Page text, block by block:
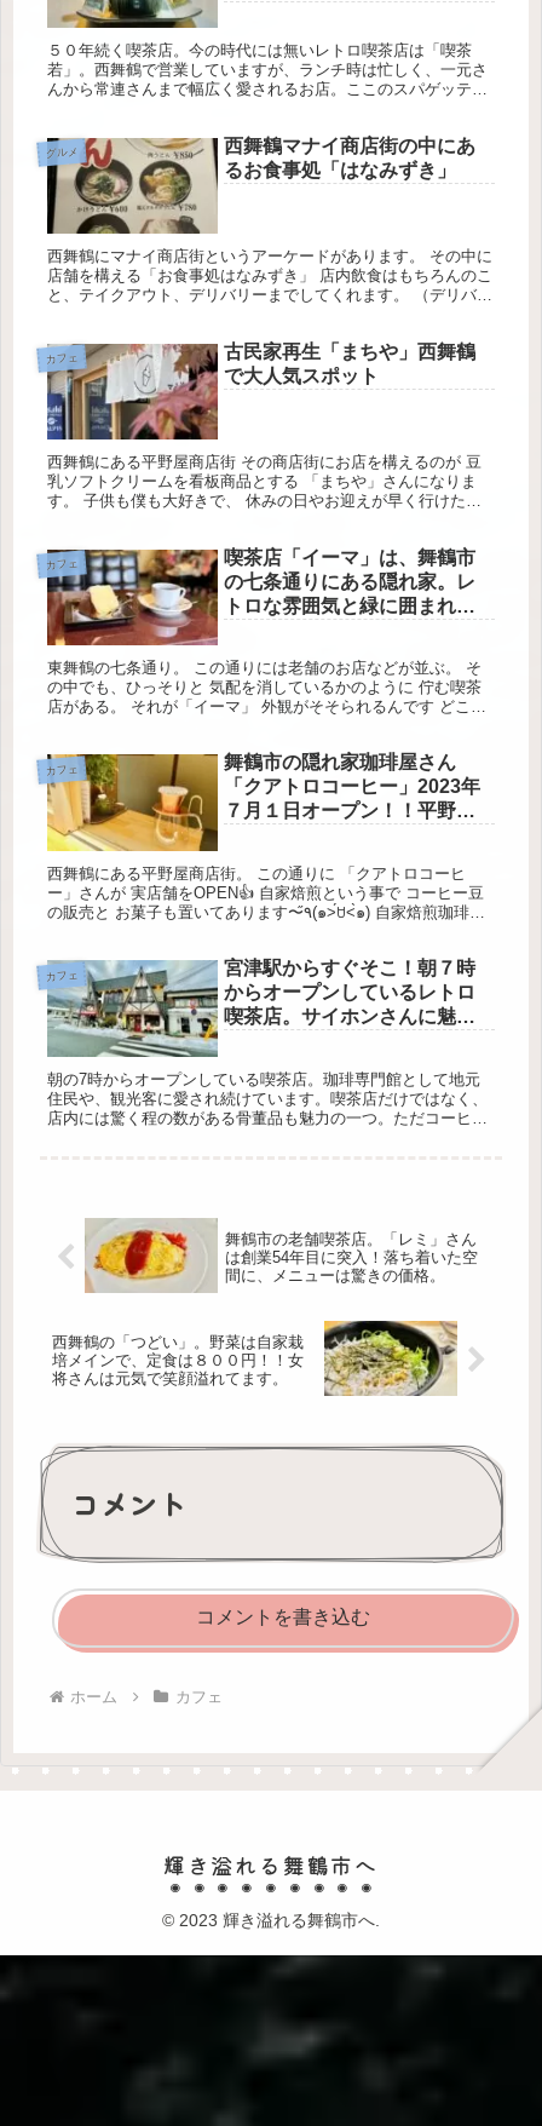
５０年続く喫茶店。今の時代には無いレトロ喫茶店は「喫茶
若」。西舞鶴で営業していますが、ランチ時は忙しく、一元さ
んから常連さんまで幅広く愛されるお店。ここのスパゲッティ
グルメ
西舞鶴マナイ商店街の中にあ
るお食事処「はなみずき」
西舞鶴にマナイ商店街というアーケードがあります。 その中に
店舗を構える「お食事処はなみずき」 店内飲食はもちろんのこ
と、テイクアウト、デリバリーまでしてくれます。 （デリバリ
カフェ
古民家再生「まちや」西舞鶴
で大人気スポット
西舞鶴にある平野屋商店街 その商店街にお店を構えるのが 豆
乳ソフトクリームを看板商品とする 「まちや」さんになりま
す。 子供も僕も大好きで、 休みの日やお迎えが早く行けた日
カフェ
喫茶店「イーマ」は、舞鶴市
の七条通りにある隠れ家。レ
トロな雰囲気と緑に囲まれた
東舞鶴の七条通り。 この通りには老舗のお店などが並ぶ。 そ
の中でも、ひっそりと 気配を消しているかのように 佇む喫茶
店がある。 それが「イーマ」 外観がそそられるんです どこと
カフェ
舞鶴市の隠れ家珈琲屋さん
「クアトロコーヒー」2023年
７月１日オープン！！平野屋
西舞鶴にある平野屋商店街。 この通りに 「クアトロコーヒ
ー」さんが 実店舗をOPEN👍 自家焙煎という事で コーヒー豆
の販売と お菓子も置いてあります〜٩̋(๑˃́ꇴ˂̀๑) 自家焙煎珈琲
カフェ
宮津駅からすぐそこ！朝７時
からオープンしているレトロ
喫茶店。サイホンさんに魅了
朝の7時からオープンしている喫茶店。珈琲専門館として地元
住民や、観光客に愛され続けています。喫茶店だけではなく、
店内には驚く程の数がある骨董品も魅力の一つ。ただコーヒー
舞鶴市の老舗喫茶店。「レミ」さん
は創業54年目に突入！落ち着いた空
間に、メニューは驚きの価格。
西舞鶴の「つどい」。野菜は自家栽
培メインで、定食は８００円！！女
将さんは元気で笑顔溢れてます。
コメント
コメントを書き込む
ホーム カフェ
輝き溢れる舞鶴市へ
© 2023 輝き溢れる舞鶴市へ.